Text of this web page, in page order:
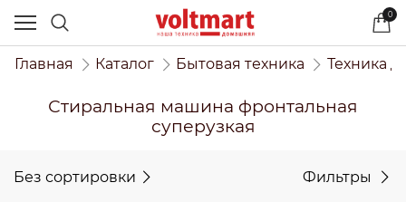
0
Главная Каталог Бытовая техника Техника
Стиральная машина фронтальная
суперузкая
Без сортировки Фильтры